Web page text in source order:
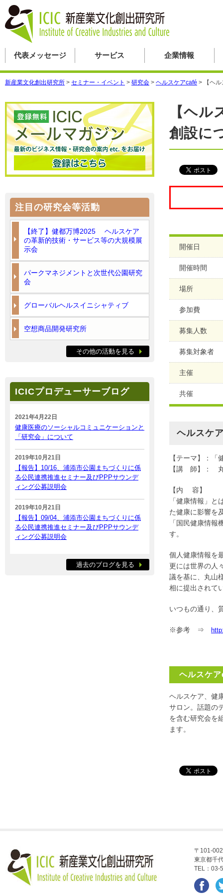
代表メッセージ サービス 企業情報
新産業文化創出研究所 > セミナー・イベント > 研究会 > ヘルスケアcafé > 【ヘ
【ヘ
創設に
開催日
開催時間
場所
参加費
募集人数
募集対象者
主催
共催
ヘルスケ
【テーマ】：
【講 師】：
【内 容】
「健康情報」
た健康に影響を
「国民健康情
す。
個人健康情報を
更には世界の人
議を基に、丸山
相に提出されて
いつもの通り、
※参考 ⇒
ヘルスケ
ヘルスケア、健
サロン。話題の
を含む研究会を
ます。
注目の研究会等活動
【終了】健都万博2025 ヘルスケア
の革新的技術・サービス等の大規模展
示会
パークマネジメントと次世代公園研究
会
グローバルヘルスイニシャティブ
空想商品開発研究所
その他の活動を見る
ICICプロデューサーブログ
2021年4月22日
健康医療のソーシャルコミュニケーションと
「研究会」について
2019年10月21日
【報告】10/16、浦添市公園まちづくりに係
る公民連携推進セミナー及びPPPサウンデ
ィング公募説明会
2019年10月21日
【報告】09/04、浦添市公園まちづくりに係
る公民連携推進セミナー及びPPPサウンデ
ィング公募説明会
過去のブログを見る
〒101-
東京都千
TEL：